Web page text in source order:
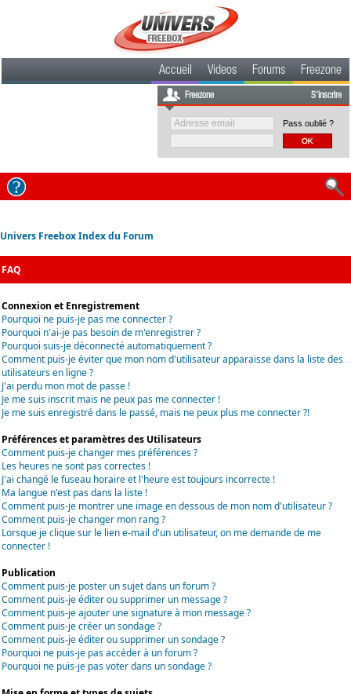
Accueil Videos Forums Freezone
Freezone S'inscrire
Pass oublié ?
Univers Freebox Index du Forum
FAQ
Connexion et Enregistrement
Pourquoi ne puis-je pas me connecter ?
Pourquoi n'ai-je pas besoin de m'enregistrer ?
Pourquoi suis-je déconnecté automatiquement ?
Comment puis-je éviter que mon nom d'utilisateur apparaisse dans la liste des
utilisateurs en ligne ?
J'ai perdu mon mot de passe !
Je me suis inscrit mais ne peux pas me connecter !
Je me suis enregistré dans le passé, mais ne peux plus me connecter ?!
Préférences et paramètres des Utilisateurs
Comment puis-je changer mes préférences ?
Les heures ne sont pas correctes !
J'ai changé le fuseau horaire et l'heure est toujours incorrecte !
Ma langue n'est pas dans la liste !
Comment puis-je montrer une image en dessous de mon nom d'utilisateur ?
Comment puis-je changer mon rang ?
Lorsque je clique sur le lien e-mail d'un utilisateur, on me demande de me
connecter !
Publication
Comment puis-je poster un sujet dans un forum ?
Comment puis-je éditer ou supprimer un message ?
Comment puis-je ajouter une signature à mon message ?
Comment puis-je créer un sondage ?
Comment puis-je éditer ou supprimer un sondage ?
Pourquoi ne puis-je pas accéder à un forum ?
Pourquoi ne puis-je pas voter dans un sondage ?